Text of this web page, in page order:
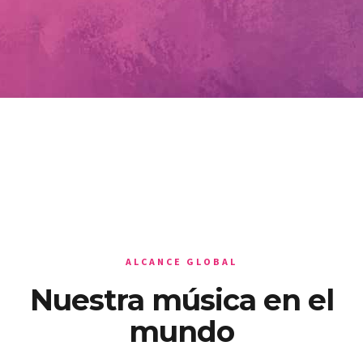
ALCANCE GLOBAL
Nuestra música en el
mundo